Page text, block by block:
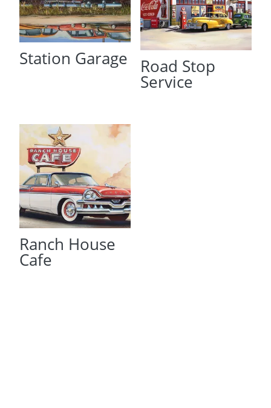
Station Garage Road Stop
Service
Ranch House
Cafe